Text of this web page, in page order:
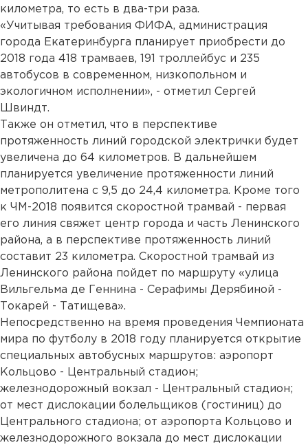
километра, то есть в два-три раза.
«Учитывая требования ФИФА, администрация
города Екатеринбурга планирует приобрести до
2018 года 418 трамваев, 191 троллейбус и 235
автобусов в современном, низкопольном и
экологичном исполнении», - отметил Сергей
Швиндт.
Также он отметил, что в перспективе
протяженность линий городской электрички будет
увеличена до 64 километров. В дальнейшем
планируется увеличение протяженности линий
метрополитена с 9,5 до 24,4 километра. Кроме того
к ЧМ-2018 появится скоростной трамвай - первая
его линия свяжет центр города и часть Ленинского
района, а в перспективе протяженность линий
составит 23 километра. Скоростной трамвай из
Ленинского района пойдет по маршруту «улица
Вильгельма де Геннина - Серафимы Дерябиной -
Токарей - Татищева».
Непосредственно на время проведения Чемпионата
мира по футболу в 2018 году планируется открытие
специальных автобусных маршрутов: аэропорт
Кольцово - Центральный стадион;
железнодорожный вокзал - Центральный стадион;
от мест дислокации болельщиков (гостиниц) до
Центрального стадиона; от аэропорта Кольцово и
железнодорожного вокзала до мест дислокации